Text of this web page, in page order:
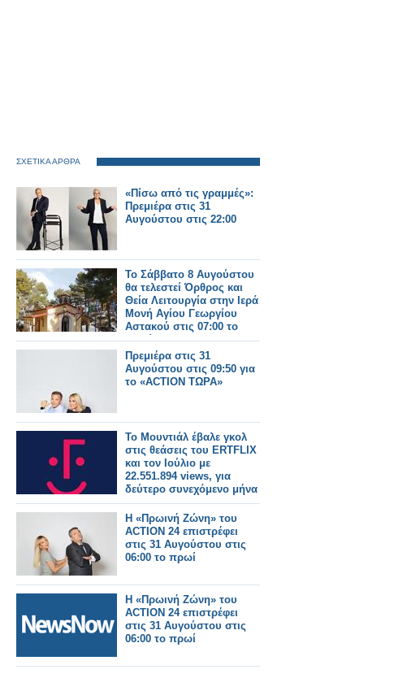
ΣΧΕΤΙΚΑ ΑΡΘΡΑ
«Πίσω από τις γραμμές»:
Πρεμιέρα στις 31
Αυγούστου στις 22:00
Το Σάββατο 8 Αυγούστου
θα τελεστεί Όρθρος και
Θεία Λειτουργία στην Ιερά
Μονή Αγίου Γεωργίου
Αστακού στις 07:00 το
πρωί.
Πρεμιέρα στις 31
Αυγούστου στις 09:50 για
το «ACTION ΤΩΡΑ»
Το Μουντιάλ έβαλε γκολ
στις θεάσεις του ERTFLIX
και τον Ιούλιο με
22.551.894 views, για
δεύτερο συνεχόμενο μήνα
Η «Πρωινή Ζώνη» του
ACTION 24 επιστρέφει
στις 31 Αυγούστου στις
06:00 το πρωί
Η «Πρωινή Ζώνη» του
ACTION 24 επιστρέφει
στις 31 Αυγούστου στις
06:00 το πρωί